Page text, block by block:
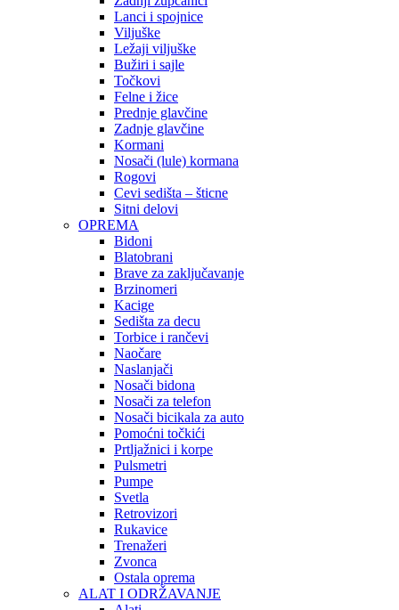
Lanci i spojnice
Viljuške
Ležaji viljuške
Bužiri i sajle
Točkovi
Felne i žice
Prednje glavčine
Zadnje glavčine
Kormani
Nosači (lule) kormana
Rogovi
Cevi sedišta – šticne
Sitni delovi
OPREMA
Bidoni
Blatobrani
Brave za zaključavanje
Brzinomeri
Kacige
Sedišta za decu
Torbice i rančevi
Naočare
Naslanjači
Nosači bidona
Nosači za telefon
Nosači bicikala za auto
Pomoćni točkići
Prtljažnici i korpe
Pulsmetri
Pumpe
Svetla
Retrovizori
Rukavice
Trenažeri
Zvonca
Ostala oprema
ALAT I ODRŽAVANJE